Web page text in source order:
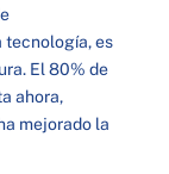
tecnología, es
El 80% de
ahora,
mejorado la